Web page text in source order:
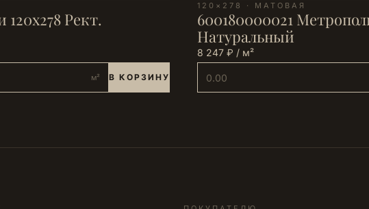
Рект.
м² В КОРЗИНУ
120×278 · МАТОВАЯ
600180000021
Натуральный
8 247 ₽ / м²